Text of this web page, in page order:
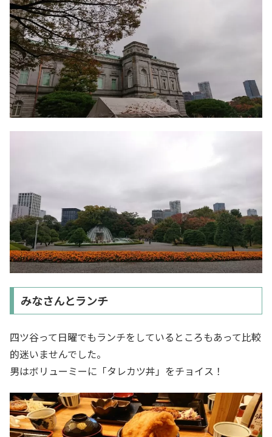
みなさんとランチ
四ツ谷って日曜でもランチをしているところもあって比較
的迷いませんでした。
男はボリューミーに「タレカツ丼」をチョイス！